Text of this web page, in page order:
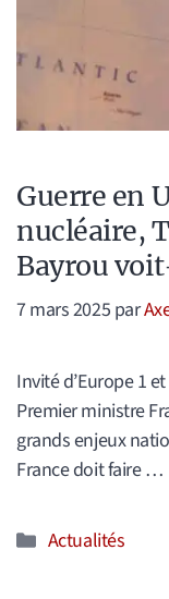
Guerre en
nucléaire,
Bayrou
7 mars 2025 par
Invité d’Europe 1
Premier ministre
grands enjeux
France doit faire …
Catégories
Actualités